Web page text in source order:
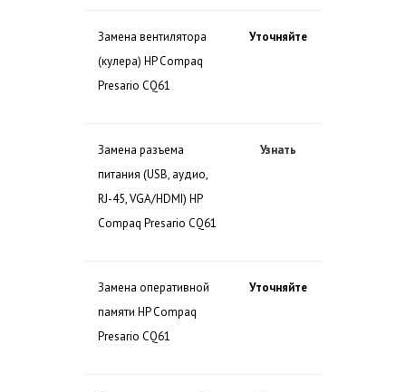
Замена вентилятора
(кулера) HP Compaq
Presario CQ61
Уточняйте
Замена разъема
питания (USB, аудио,
RJ-45, VGA/HDMI) HP
Compaq Presario CQ61
Узнать
Замена оперативной
памяти HP Compaq
Presario CQ61
Уточняйте